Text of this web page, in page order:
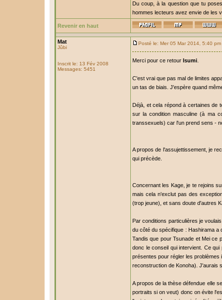
Du coup, à la question que tu
hommes lecteurs avez envie de les
Revenir en haut
Mat
Jûbi
Inscrit le: 13 Fév 2008
Messages: 5451
Posté le: Mer 05 Mar 2014, 5:40 pm
Merci pour ce retour Isumi
C'est vrai que pas mal de limites
un tas de biais. J'espère quand
Déjà, et cela répond à certaines de
sur la condition masculine (à ma
transsexuels) car l'un prend sens -
A propos de l'assujettissement, je
qui précède.
Concernant les Kage, je te rejoins
mais cela n'exclut pas des
(trop jeune), et sans doute d'autres
Par conditions particulières je
du côté du spécifique : Hashirama a
Tandis que pour Tsunade et Mei ce
donc le conseil qui intervient. Ce
présentes pour régler les problèmes
reconstruction de Konoha). J'aurais
A propos de la thèse défendue elle
portraits si on veut) donc on évite